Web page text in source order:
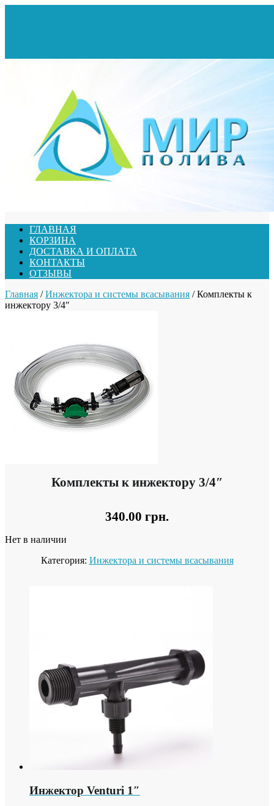
ГЛАВНАЯ
КОРЗИНА
ДОСТАВКА И ОПЛАТА
КОНТАКТЫ
ОТЗЫВЫ
Главная /Инжектора и системы всасывания / Комплекты к
инжектору 3/4″
Комплекты к инжектору 3/4″
340.00 грн.
Нет в наличии
Категория: Инжектора и системы всасывания
Инжектор Venturi 1″